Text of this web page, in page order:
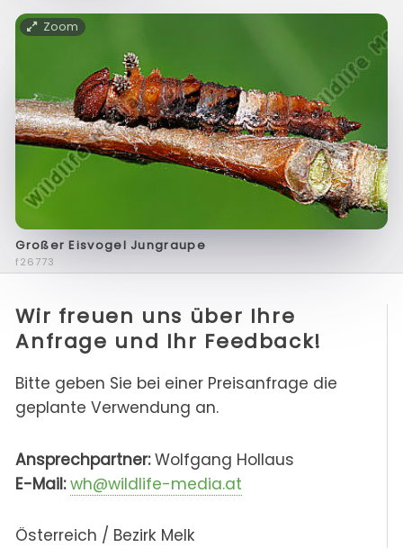
Zoom
Großer Eisvogel Jungraupe
f26773
Wir freuen uns über Ihre
Anfrage und Ihr Feedback!
Bitte geben Sie bei einer Preisanfrage die
geplante Verwendung an.
Ansprechpartner:Wolfgang Hollaus
E-Mail: wh@wildlife-media.at
Österreich / Bezirk Melk